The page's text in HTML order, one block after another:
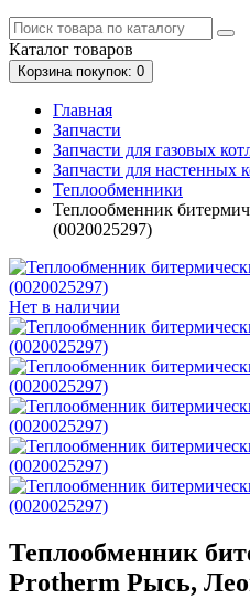
Каталог товаров
Корзинапокупок: 0
Главная
Запчасти
Запчасти для газовых
Запчасти для настенных
Теплообменники
Теплообменник
(0020025297)
Нет в наличии
Теплообменник
Protherm Рысь,